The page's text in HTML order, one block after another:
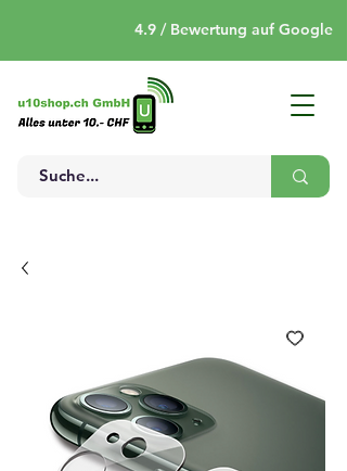
4.9 / Bewertung auf Google